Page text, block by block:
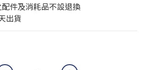
件及消耗品不設退換
出貨